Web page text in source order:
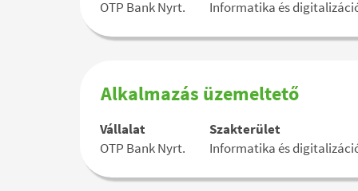
OTP Bank Nyrt.
Informatika és
az
tartalmának
megtekintéséhez.
Pozíció
Alkalmazás üzemeltető
Vállalat
OTP Bank Nyrt.
Szakterület
Informatika és
Jelölje
a
szóköz
az